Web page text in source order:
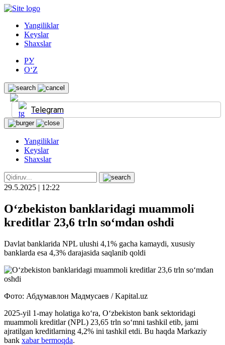
Yangiliklar
Keyslar
Shaxslar
РУ
O‘Z
Telegram
Yangiliklar
Keyslar
Shaxslar
29.5.2025 | 12:22
O‘zbekiston banklaridagi muammoli
kreditlar 23,6 trln so‘mdan oshdi
Davlat banklarida NPL ulushi 4,1% gacha kamaydi, xususiy
banklarda esa 4,3% darajasida saqlanib qoldi
Фото: Абдумавлон Мадмусаев / Kapital.uz
2025-yil 1-may holatiga ko‘ra, O‘zbekiston bank sektoridagi
muammoli kreditlar (NPL) 23,65 trln so‘mni tashkil etib, jami
ajratilgan kreditlarning 4,2% ini tashkil etdi. Bu haqda Markaziy
bank xabar bermoqda.